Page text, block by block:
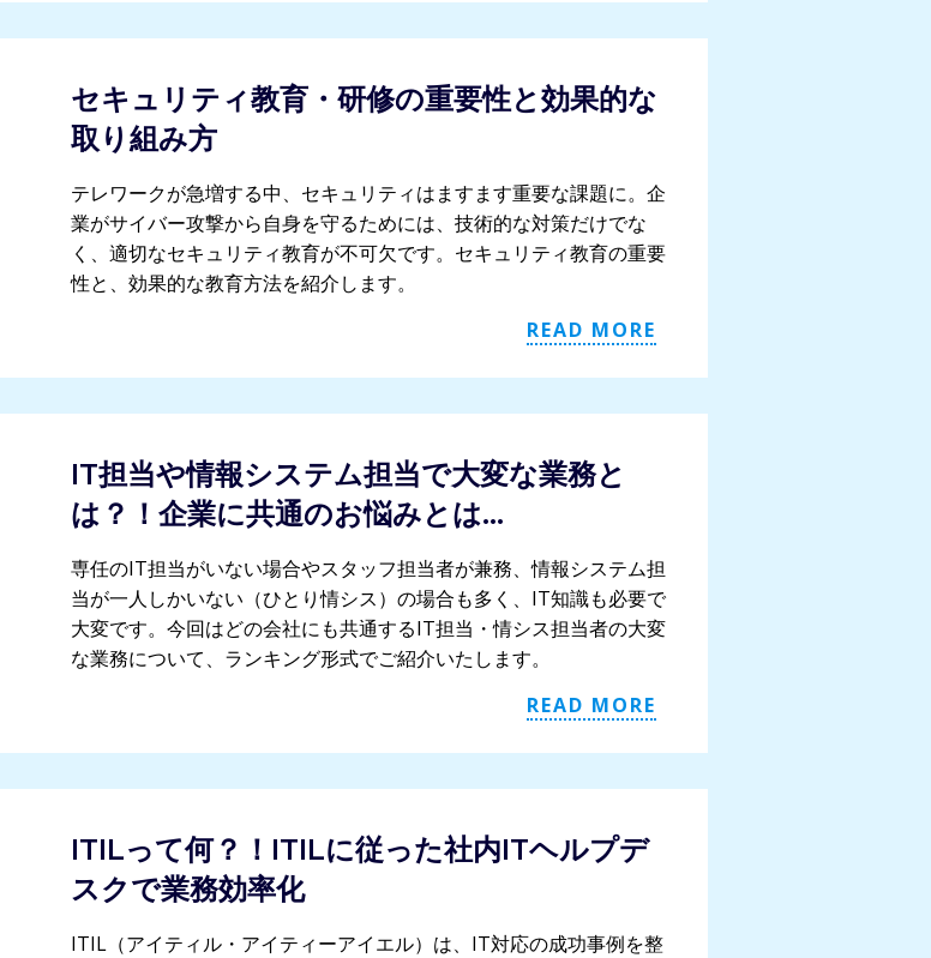
セキュリティ教育・研修の重要性と効果的な
取り組み方
テレワークが急増する中、セキュリティはますます重要な課題に。企
業がサイバー攻撃から自身を守るためには、技術的な対策だけでな
く、適切なセキュリティ教育が不可欠です。セキュリティ教育の重要
性と、効果的な教育方法を紹介します。
READ MORE
IT担当や情報システム担当で大変な業務と
は？！企業に共通のお悩みとは…
専任のIT担当がいない場合やスタッフ担当者が兼務、情報システム担
当が一人しかいない（ひとり情シス）の場合も多く、IT知識も必要で
大変です。今回はどの会社にも共通するIT担当・情シス担当者の大変
な業務について、ランキング形式でご紹介いたします。
READ MORE
ITILって何？！ITILに従った社内ITヘルプデ
スクで業務効率化
ITIL（アイティル・アイティーアイエル）は、IT対応の成功事例を整